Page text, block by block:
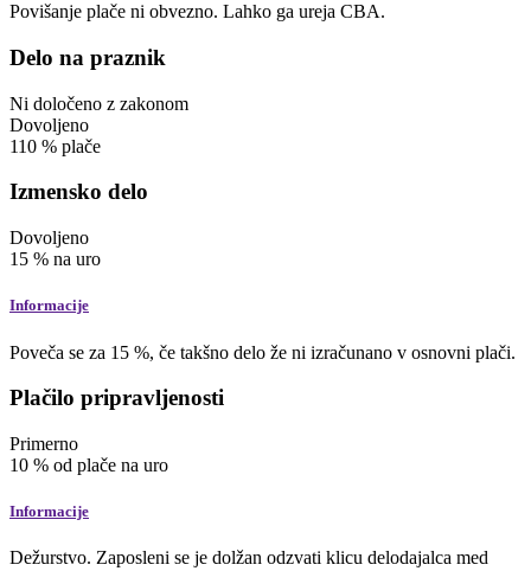
Povišanje plače ni obvezno. Lahko ga ureja CBA.
Delo na praznik
Ni določeno z zakonom
Dovoljeno
110 % plače
Izmensko delo
Dovoljeno
15 % na uro
Informacije
Poveča se za 15 %, če takšno delo že ni izračunano v osnovni plači.
Plačilo pripravljenosti
Primerno
10 % od plače na uro
Informacije
Dežurstvo. Zaposleni se je dolžan odzvati klicu delodajalca med